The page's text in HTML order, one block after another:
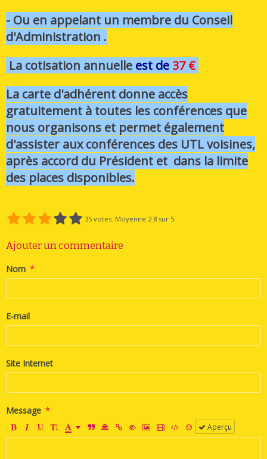
- Ou en appelant un membre du Conseil
d'Administration .
La cotisation annuelle est de 37 €
La carte d'adhérent donne accès
gratuitement à toutes les conférences que
nous organisons et permet également
d'assister aux conférences des UTL voisines,
après accord du Président et dans la limite
des places disponibles.
35 votes. Moyenne 2.8 sur 5.
Ajouter un commentaire
Nom
E-mail
Site Internet
Message
Aperçu